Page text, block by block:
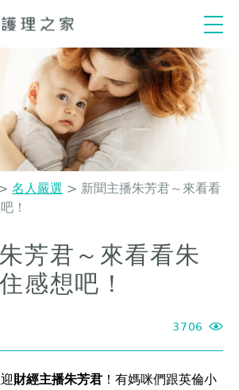
名人嚴選 > 新聞主播朱芳君～來看看
！
芳君～來看看朱
感想吧！
3706
財經主播朱芳君 ！有媽咪們跟英倫小